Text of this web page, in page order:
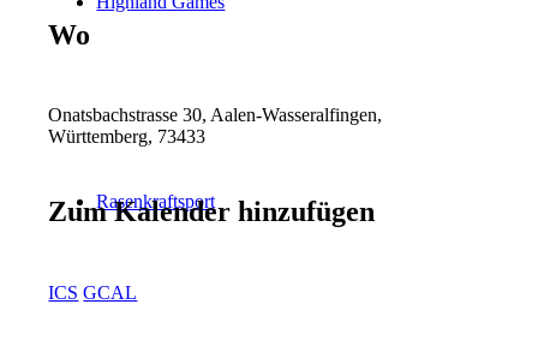
Rasenkraftsport
Wo
Onatsbachstrasse 30, Aalen-Wasseralfingen,
Württemberg, 73433
Zum Kalender hinzufügen
ICS GCAL